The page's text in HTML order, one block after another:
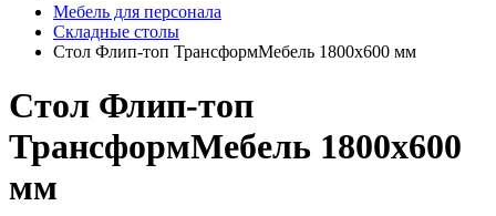
Мебель для персонала
Складные столы
Стол Флип-топ ТрансформМебель 1800х600 мм
Стол Флип-топ
ТрансформМебель 1800х600
мм